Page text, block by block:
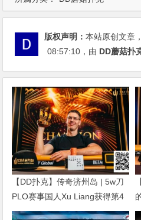
版权声明：本站原创文章
08:57:10 ，由 DD蘑菇扑
【DD扑克】传奇济州岛 | 5w刀
PLO赛事国人Xu Liang获得第4
名，匈牙利Gergo Nagy夺冠